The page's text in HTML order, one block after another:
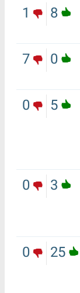
8
1
0
7
5
0
3
0
25
0